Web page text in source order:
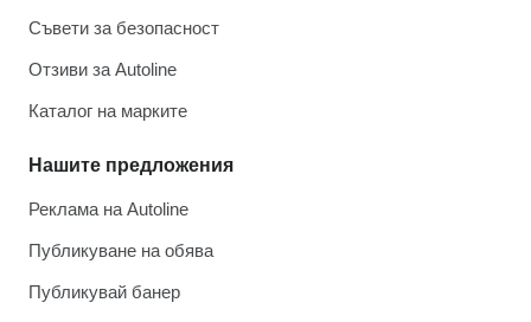
Съвети за безопасност
Отзиви за Autoline
Каталог на марките
Нашите предложения
Реклама на Autoline
Публикуване на обява
Публикувай банер